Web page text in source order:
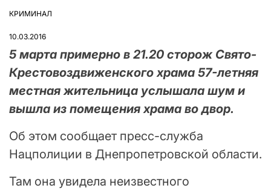
ОПУБЛІКУВАТИ
КРИМИНАЛ
10.03.2016
5 марта примерно в 21.20 сторож Свято-
Крестовоздвиженского храма 57-летняя
местная жительница услышала шум и
вышла из помещения храма во двор.
Об этом сообщает пресс-служба
Нацполиции в Днепропетровской области.
Там она увидела неизвестного